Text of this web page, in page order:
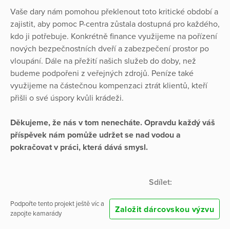
Vaše dary nám pomohou překlenout toto kritické období a
zajistit, aby pomoc P-centra zůstala dostupná pro každého,
kdo ji potřebuje. Konkrétně finance využijeme na pořízení
nových bezpečnostních dveří a zabezpečení prostor po
vloupání. Dále na přežití našich služeb do doby, než
budeme podpořeni z veřejných zdrojů. Peníze také
využijeme na částečnou kompenzaci ztrát klientů, kteří
přišli o své úspory kvůli krádeži.
Děkujeme, že nás v tom nenecháte. Opravdu každý váš
příspěvek nám pomůže udržet se nad vodou a
pokračovat v práci, která dává smysl.
Sdílet:
Podpořte tento projekt ještě víc a
zapojte kamarády
Založit dárcovskou výzvu